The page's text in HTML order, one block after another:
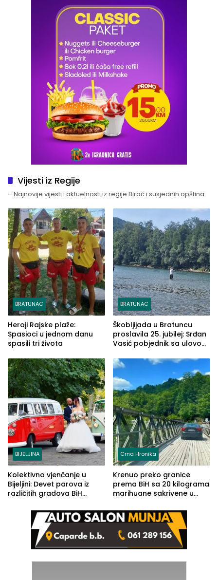
Vijesti iz Regije
– Najnovije vijesti i aktuelnosti iz regije Birač i susjednih opština.
BRATUNAC
Heroji Rajske plaže:
Spasioci u jednom danu
spasili tri života
BRATUNAC
Škobljijada u Bratuncu
proslavila 25. jubilej: Srđan
Vasić pobjednik sa ulovom
BIJELJINA
Kolektivno vjenčanje u
Bijeljini: Devet parova iz
različitih gradova BiH
Crna Hronika
Krenuo preko granice
prema BiH sa 20 kilograma
marihuane sakrivene u